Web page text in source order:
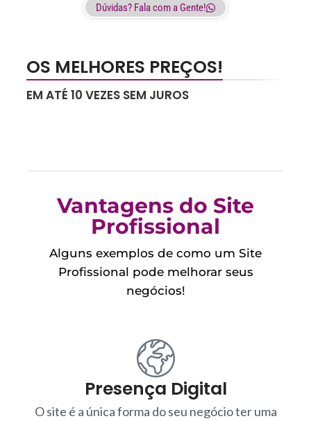
Dúvidas? Fala com a Gente!
OS MELHORES PREÇOS!
EM ATÉ 10 VEZES SEM JUROS
Vantagens do Site
Profissional
Alguns exemplos de como um Site
Profissional pode melhorar seus
negócios!
Presença Digital
O site é a única forma do seu negócio ter uma